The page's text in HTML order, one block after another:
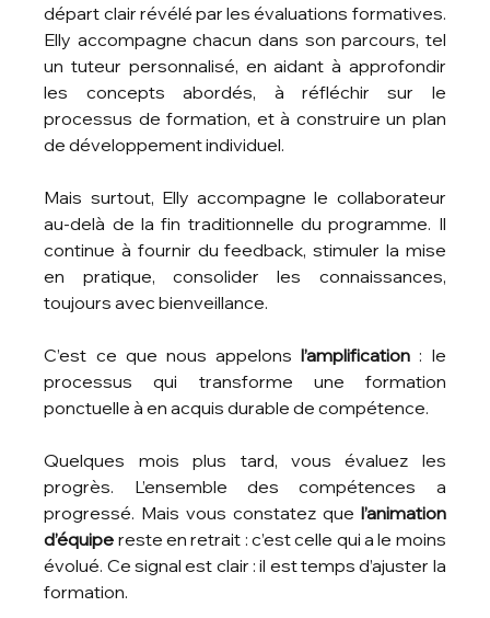
départ clair révélé par les évaluations formatives.
Elly accompagne chacun dans son parcours, tel
un tuteur personnalisé, en aidant à approfondir
les concepts abordés, à réfléchir sur le
processus de formation, et à construire un plan
de développement individuel.
Mais surtout, Elly accompagne le collaborateur
au-delà de la fin traditionnelle du programme. Il
continue à fournir du feedback, stimuler la mise
en pratique, consolider les connaissances,
toujours avec bienveillance.
C’est ce que nous appelons l’amplification : le
processus qui transforme une formation
ponctuelle à en acquis durable de compétence.
Quelques mois plus tard, vous évaluez les
progrès. L’ensemble des compétences a
progressé. Mais vous constatez que l’animation
d’équipe reste en retrait : c’est celle qui a le moins
évolué. Ce signal est clair : il est temps d’ajuster la
formation.